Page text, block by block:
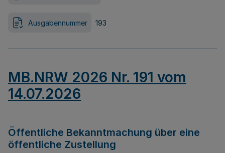
Ausgabennummer 193
MB.NRW 2026 Nr. 191 vom
14.07.2026
Öffentliche Bekanntmachung über eine
öffentliche Zustellung